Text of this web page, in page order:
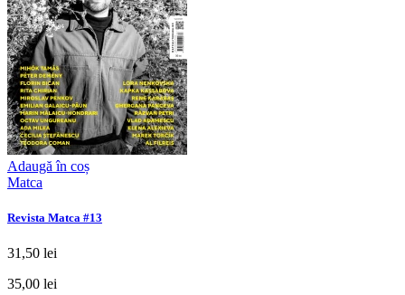
Adaugă în coș
Matca
Revista Matca #13
31,50 lei
35,00 lei